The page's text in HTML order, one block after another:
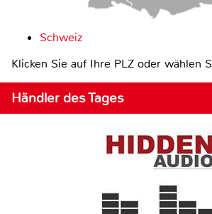
Schweiz
Klicken Sie auf Ihre PLZ oder wählen
Händler des Tages